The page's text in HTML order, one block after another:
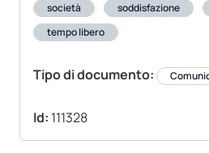
società
soddisfazione
tempo libero
Tipo di documento:
Id: 111328